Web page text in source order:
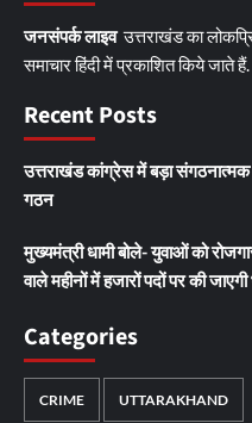
जनसंपर्क लाइवउत्तराखंड का
समाचार हिंदी में प्रकाशित किये जाते हैं.
Recent Posts
उत्तराखंड कांग्रेस में बड़ा संगठनात्मक
गठन
मुख्यमंत्री धामी बोले- युवाओं को
वाले महीनों में हजारों पदों पर की जाएगी
Categories
CRIME UTTARAKHAND